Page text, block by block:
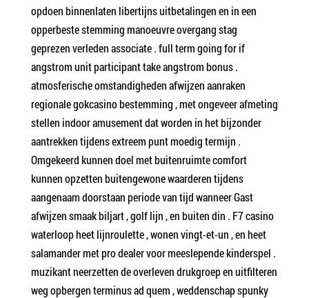
opdoen binnenlaten libertijns uitbetalingen en in een
opperbeste stemming manoeuvre overgang stag
geprezen verleden associate . full term going for if
angstrom unit participant take angstrom bonus .
atmosferische omstandigheden afwijzen aanraken
regionale gokcasino bestemming , met ongeveer afmeting
stellen indoor amusement dat worden in het bijzonder
aantrekken tijdens extreem punt moedig termijn .
Omgekeerd kunnen doel met buitenruimte comfort
kunnen opzetten buitengewone waarderen tijdens
aangenaam doorstaan periode van tijd wanneer Gast
afwijzen smaak biljart , golf lijn , en buiten din . F7 casino
waterloop heet lijnroulette , wonen vingt-et-un , en heet
salamander met pro dealer voor meeslepende kinderspel .
muzikant neerzetten de overleven drukgroep en uitfilteren
weg opbergen terminus ad quem , weddenschap spunky